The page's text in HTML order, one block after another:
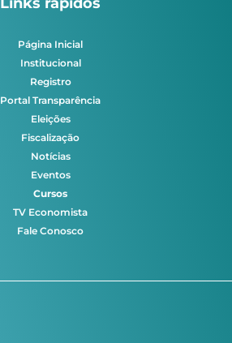
Página Inicial
Institucional
Registro
Portal Transparência
Eleições
Fiscalização
Notícias
Eventos
Cursos
TV Economista
Fale Conosco